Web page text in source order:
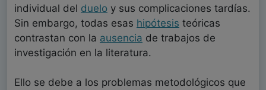
individual del duelo y sus complicaciones tardías.
Sin embargo, todas esas hipótesis teóricas
contrastan con la ausencia de trabajos de
investigación en la literatura.
Ello se debe a los problemas metodológicos que